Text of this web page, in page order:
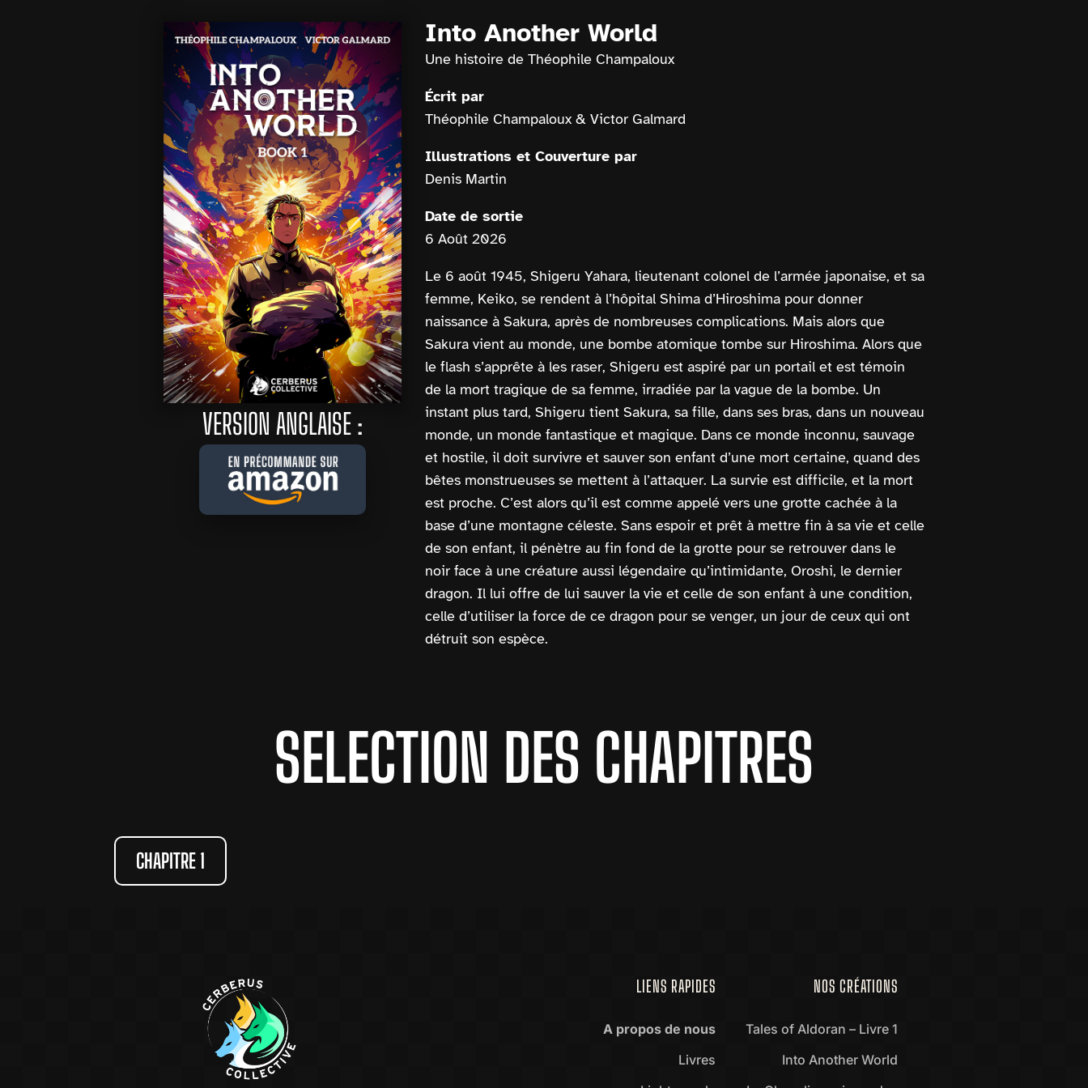
VERSION ANGLAISE :
Into Another World
Une histoire de Théophile Champaloux
Écrit par
Théophile Champaloux & Victor Galmard
Illustrations et Couverture par
Denis Martin
Date de sortie
6 Août 2026
Le 6 août 1945, Shigeru Yahara, lieutenant colonel de l’armée japonaise, et sa
femme, Keiko, se rendent à l’hôpital Shima d’Hiroshima pour donner
naissance à Sakura, après de nombreuses complications. Mais alors que
Sakura vient au monde, une bombe atomique tombe sur Hiroshima. Alors que
le flash s’apprête à les raser, Shigeru est aspiré par un portail et est témoin
de la mort tragique de sa femme, irradiée par la vague de la bombe. Un
instant plus tard, Shigeru tient Sakura, sa fille, dans ses bras, dans un nouveau
monde, un monde fantastique et magique. Dans ce monde inconnu, sauvage
et hostile, il doit survivre et sauver son enfant d’une mort certaine, quand des
bêtes monstrueuses se mettent à l’attaquer. La survie est difficile, et la mort
est proche. C’est alors qu’il est comme appelé vers une grotte cachée à la
base d’une montagne céleste. Sans espoir et prêt à mettre fin à sa vie et celle
de son enfant, il pénètre au fin fond de la grotte pour se retrouver dans le
noir face à une créature aussi légendaire qu’intimidante, Oroshi, le dernier
dragon. Il lui offre de lui sauver la vie et celle de son enfant à une condition,
celle d’utiliser la force de ce dragon pour se venger, un jour de ceux qui ont
détruit son espèce.
SELECTION DES CHAPITRES
CHAPITRE 1
LIENS RAPIDES
A propos de nous
Livres
NOS CRÉATIONS
Tales of Aldoran – Livre 1
Into Another World